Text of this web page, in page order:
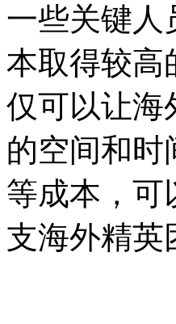
一些关键人
本取得较高
仅可以让海
的空间和时
等成本，可
支海外精英